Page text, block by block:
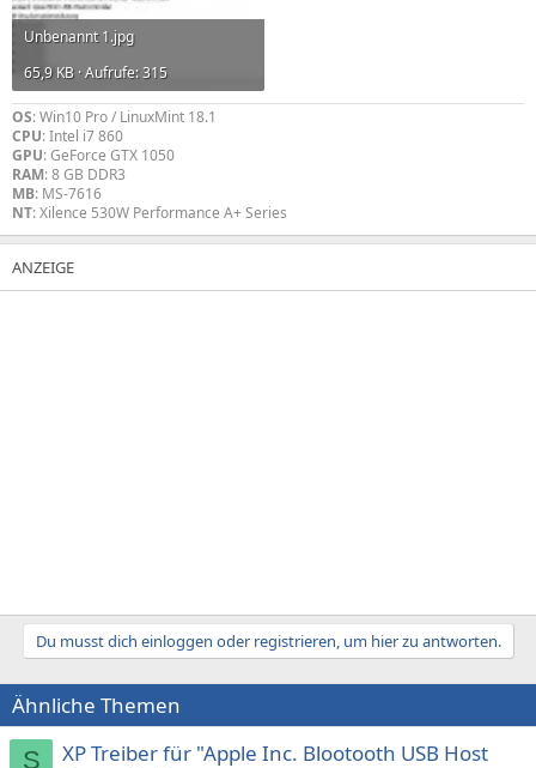
Unbenannt 1.jpg
65,9 KB · Aufrufe: 315
OS: Win10 Pro / LinuxMint 18.1
CPU: Intel i7 860
GPU: GeForce GTX 1050
RAM: 8 GB DDR3
MB: MS-7616
NT: Xilence 530W Performance A+ Series
Du musst dich einloggen oder registrieren, um hier zu antworten.
Ähnliche Themen
S
XP Treiber für "Apple Inc. Blootooth USB Host